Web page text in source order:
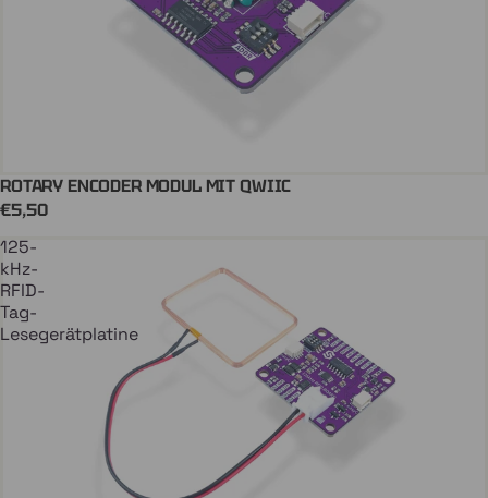
Coming soon
ROTARY ENCODER MODUL MIT QWIIC
€5,50
125-
kHz-
RFID-
Tag-
Lesegerätplatine